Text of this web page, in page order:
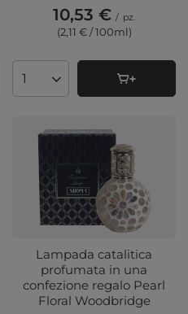
10,53 € / pz.
(2,11 € / 100ml)
Quantità di prodotti
Lampada catalitica
profumata in una
confezione regalo Pearl
Floral Woodbridge